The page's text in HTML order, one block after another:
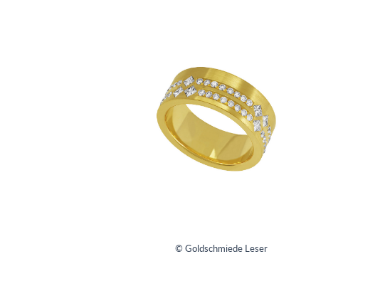
© Goldschmiede Leser